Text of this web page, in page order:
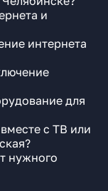
и
интернета
для
с ТВ или
нужного